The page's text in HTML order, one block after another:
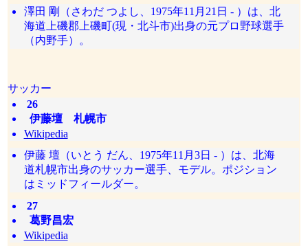
澤田 剛（さわだ つよし、1975年11月21日 - ）は、北
海道上磯郡上磯町(現・北斗市)出身の元プロ野球選手
（内野手）。
サッカー
26
伊藤壇 札幌市
Wikipedia
伊藤 壇（いとう だん、1975年11月3日 - ）は、北海
道札幌市出身のサッカー選手、モデル。ポジション
はミッドフィールダー。
27
葛野昌宏
Wikipedia